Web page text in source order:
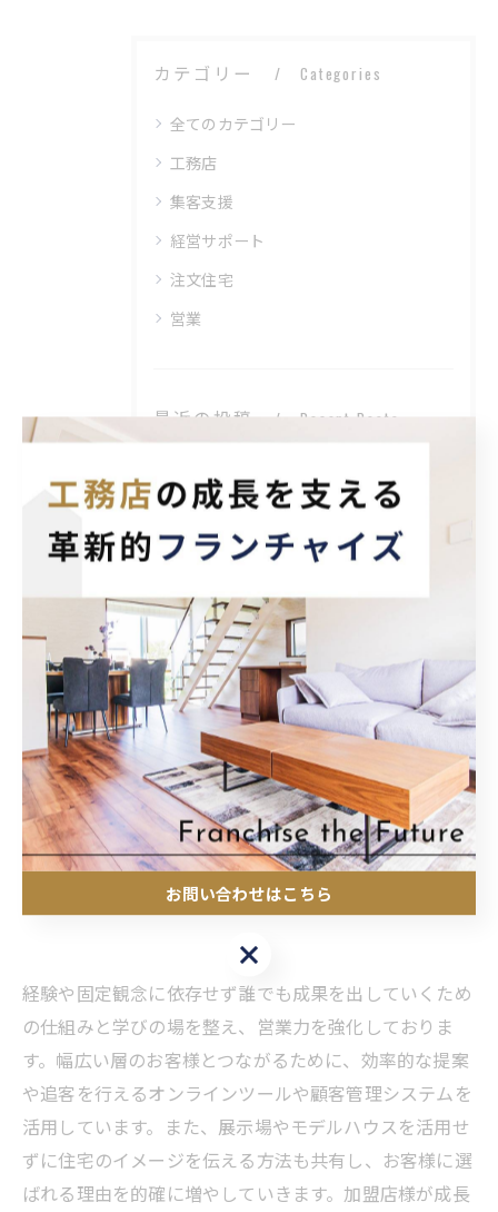
カテゴリー Categories
全てのカテゴリー
工務店
集客支援
経営サポート
注文住宅
営業
最近の投稿 Recent Posts
2025/10/24
フランチャイズ住宅営業で仕組み化が生む高収益戦略
タグ Tags
住宅 フランチャイズ ロイヤリティ
ローコスト 成功事例
高気密高断熱 ブランディング 短工期
人材育成 ウェブ集客
経験や固定観念に依存せず誰でも成果を出していくため
の仕組みと学びの場を整え、営業力を強化しておりま
す。幅広い層のお客様とつながるために、効率的な提案
や追客を行えるオンラインツールや顧客管理システムを
活用しています。また、展示場やモデルハウスを活用せ
ずに住宅のイメージを伝える方法も共有し、お客様に選
ばれる理由を的確に増やしていきます。加盟店様が成長
お問い合わせはこちら
お問い合わせはこちら